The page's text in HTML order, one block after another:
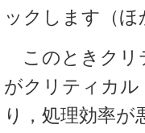
ックします（
このときクリ
がクリティカ
り，処理効率